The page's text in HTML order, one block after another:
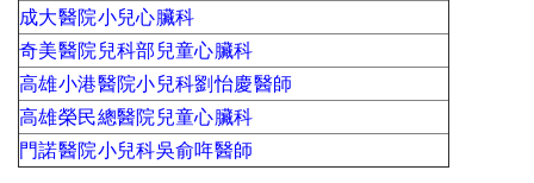
成大醫院小兒心臟科
奇美醫院兒科部兒童心臟科
高雄小港醫院小兒科劉怡慶醫師
高雄榮民總醫院兒童心臟科
門諾醫院小兒科吳俞哖醫師